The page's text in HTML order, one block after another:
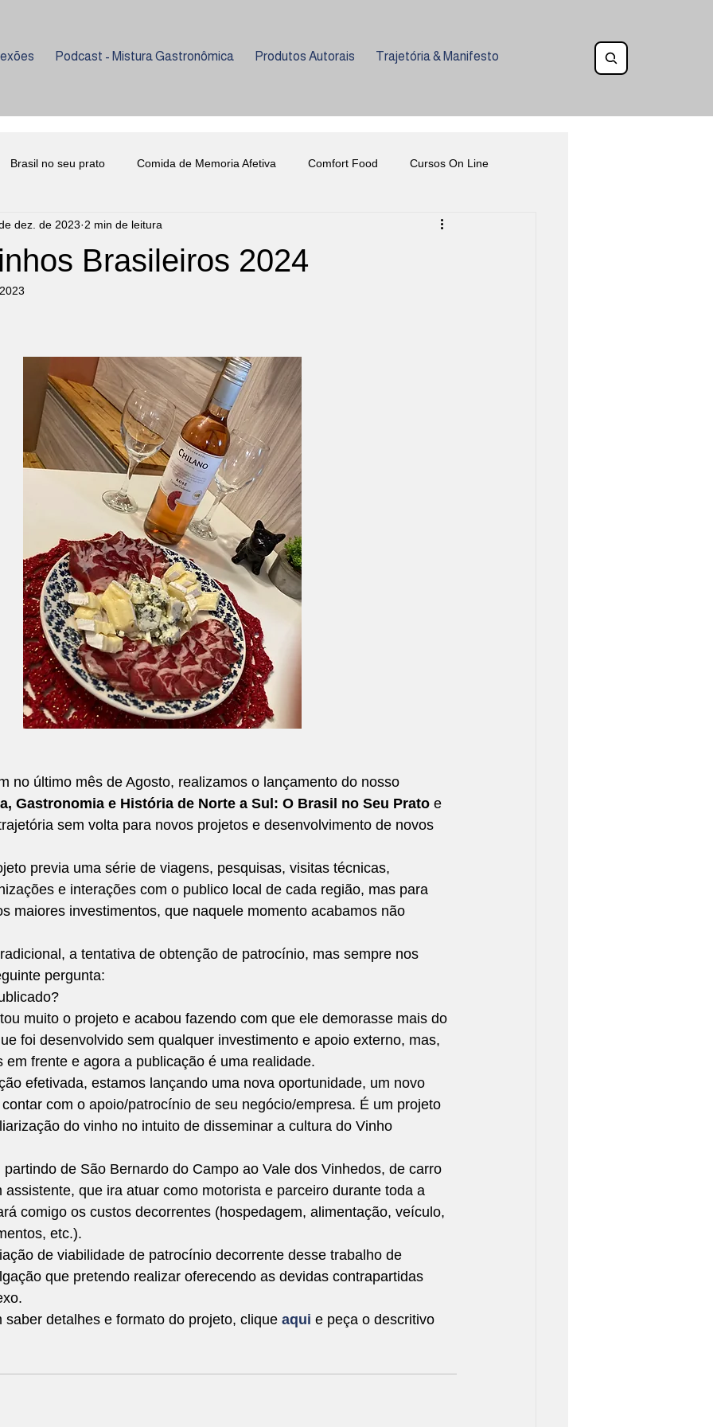
Podcast - Mistura Gastronômica Produtos Autorais Trajetória & Manifesto
Brasil no seu prato Comida de Memoria Afetiva Comfort Food Cursos On Line
Curiosidades Evento Beneficente Gastronomia Inclusiva
Metodista Universidade Senac Enologia
Empreendedorismo Marmitas que Transformam
Brasileiros 2024
dez. de 2023 2 min de leitura
5 estrelas.
no último mês de Agosto, realizamos o lançamento do nosso
Gastronomia e História de Norte a Sul: O Brasil no Seu Prato e
sem volta para novos projetos e desenvolvimento de novos
previa uma série de viagens, pesquisas, visitas técnicas,
e interações com o publico local de cada região, mas para
maiores investimentos, que naquele momento acabamos não
a tentativa de obtenção de patrocínio, mas sempre nos
pergunta:
muito o projeto e acabou fazendo com que ele demorasse mais do
foi desenvolvido sem qualquer investimento e apoio externo, mas,
em frente e agora a publicação é uma realidade.
efetivada, estamos lançando uma nova oportunidade, um novo
com o apoio/patrocínio de seu negócio/empresa. É um projeto
do vinho no intuito de disseminar a cultura do Vinho
de São Bernardo do Campo ao Vale dos Vinhedos, de carro
assistente, que ira atuar como motorista e parceiro durante toda a
comigo os custos decorrentes (hospedagem, alimentação, veículo,
etc.).
de viabilidade de patrocínio decorrente desse trabalho de
que pretendo realizar oferecendo as devidas contrapartidas
saber detalhes e formato do projeto, clique aqui e peça o descritivo